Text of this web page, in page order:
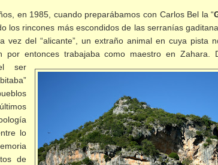
en 1985, cuando preparábamos con Carlos Bel la “
los rincones más escondidos de las serranías
vez del “alicante”, un extraño animal en cuya pista
por entonces trabajaba como maestro en Zahara.
ser
lo
de